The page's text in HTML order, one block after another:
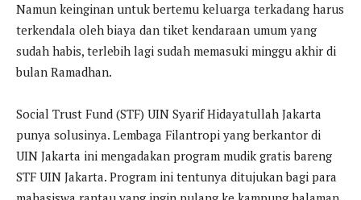
Namun keinginan untuk bertemu keluarga terkadang harus
terkendala oleh biaya dan tiket kendaraan umum yang
sudah habis, terlebih lagi sudah memasuki minggu akhir di
bulan Ramadhan.
Social Trust Fund (STF) UIN Syarif Hidayatullah Jakarta
punya solusinya. Lembaga Filantropi yang berkantor di
UIN Jakarta ini mengadakan program mudik gratis bareng
STF UIN Jakarta. Program ini tentunya ditujukan bagi para